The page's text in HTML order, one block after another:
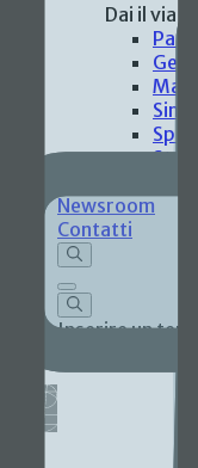
Dai il via
Stati
Newsroom
Contatti
Inserire un